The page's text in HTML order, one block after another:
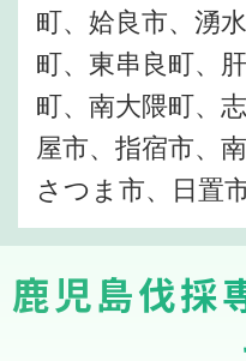
町、姶良市、湧
町、東串良町、
町、南大隈町、
屋市、指宿市、
さつま市、日置
鹿児島伐採